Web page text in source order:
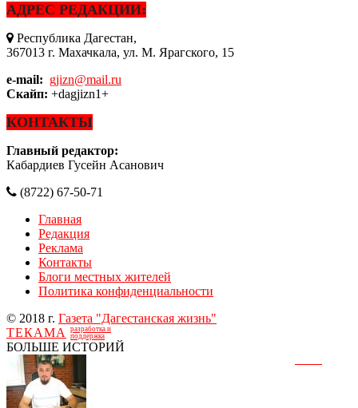
АДРЕС РЕДАКЦИИ:
Республика Дагестан,
367013 г. Махачкала, ул. М. Ярагского, 15
e-mail: gjizn@mail.ru
Скайп: +dagjizn1+
КОНТАКТЫ
Главный редактор:
Кабардиев Гусейн Асанович
(8722) 67-50-71
Главная
Редакция
Реклама
Контакты
Блоги местных жителей
Политика конфиденциальности
© 2018 г. Газета "Дагестанская жизнь"
ТЕКАМА
разработка и
поддержка
БОЛЬШЕ ИСТОРИЙ